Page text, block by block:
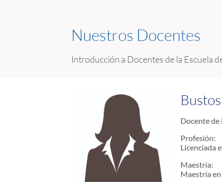
Nuestros Docentes
Introducción a Docentes de la Escuela
Docente de
Profesión:
Licenciada
Maestría:
Maestría